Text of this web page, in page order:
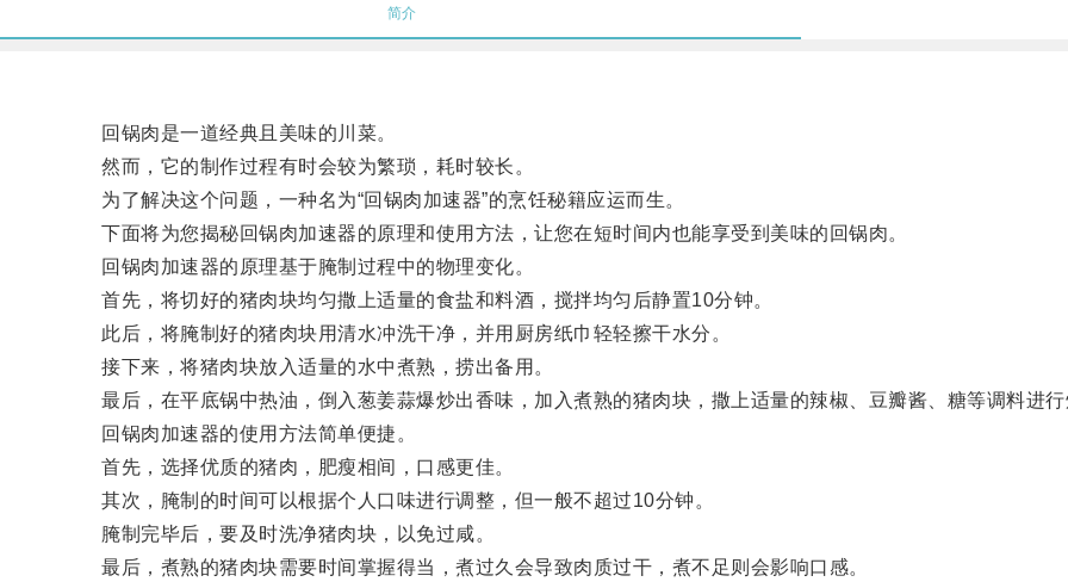
简介
回锅肉是一道经典且美味的川菜。
然而，它的制作过程有时会较为繁琐，耗时较长。
为了解决这个问题，一种名为“回锅肉加速器”的烹饪秘籍应运而生。
下面将为您揭秘回锅肉加速器的原理和使用方法，让您在短时间内也能享受到美味的回锅肉。
回锅肉加速器的原理基于腌制过程中的物理变化。
首先，将切好的猪肉块均匀撒上适量的食盐和料酒，搅拌均匀后静置10分钟。
此后，将腌制好的猪肉块用清水冲洗干净，并用厨房纸巾轻轻擦干水分。
接下来，将猪肉块放入适量的水中煮熟，捞出备用。
最后，在平底锅中热油，倒入葱姜蒜爆炒出香味，加入煮熟的猪肉块，撒上适量的辣椒、豆瓣酱、糖等调料进
回锅肉加速器的使用方法简单便捷。
首先，选择优质的猪肉，肥瘦相间，口感更佳。
其次，腌制的时间可以根据个人口味进行调整，但一般不超过10分钟。
腌制完毕后，要及时洗净猪肉块，以免过咸。
最后，煮熟的猪肉块需要时间掌握得当，煮过久会导致肉质过干，煮不足则会影响口感。